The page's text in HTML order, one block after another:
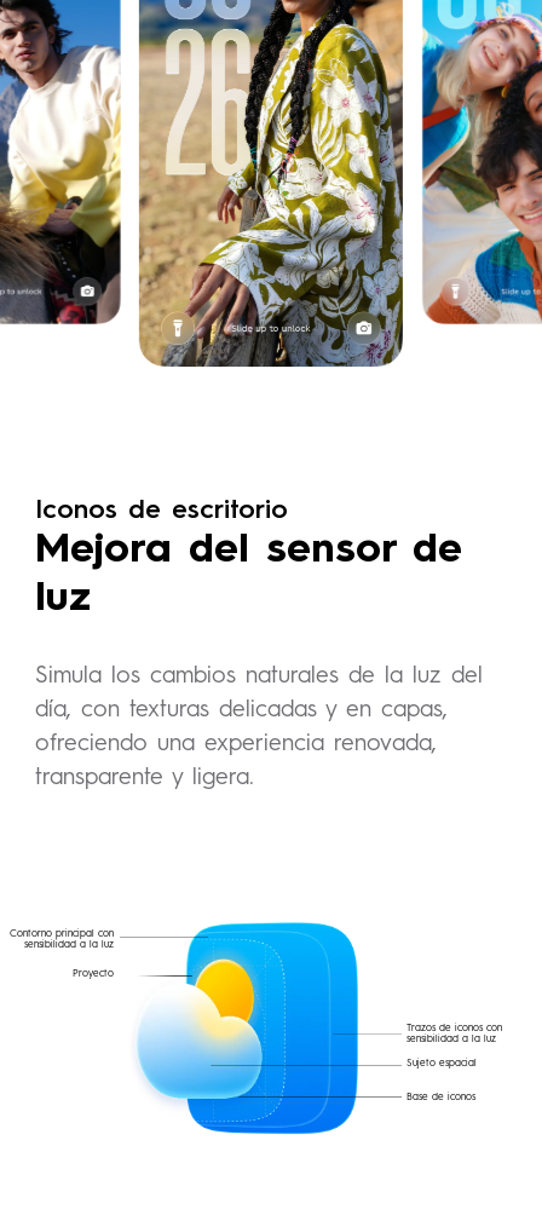
Iconos de escritorio
Mejora del sensor de
luz
Simula los cambios naturales de la luz del
día, con texturas delicadas y en capas,
ofreciendo una experiencia renovada,
transparente y ligera.
Trazos de iconos con
sensibilidad a la luz
Sujeto espacial
Contorno principal con
sensibilidad a la luz
Proyecto
Base de iconos